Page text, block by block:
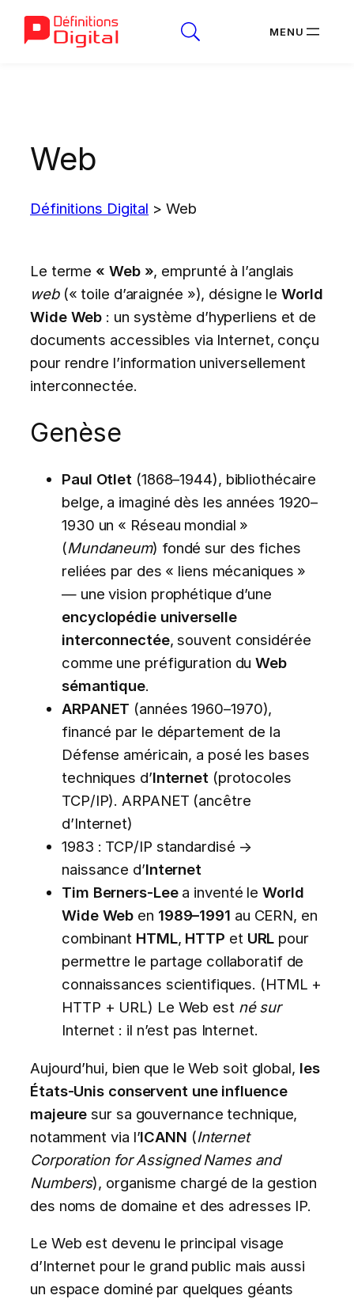
Web
Définitions Digital > Web
Le terme « Web », emprunté à l’anglais
web(« toile d’araignée »), désigne leWorld
Wide Web : un système d’hyperliens et de
documents accessibles via Internet, conçu
pour rendre l’information universellement
interconnectée.
Genèse
Paul Otlet (1868–1944), bibliothécaire
belge, a imaginé dès les années 1920–
1930 un « Réseau mondial »
(Mundaneum) fondé sur des fiches
reliées par des « liens mécaniques »
— une vision prophétique d’une
encyclopédie universelle
interconnectée, souvent considérée
comme une préfiguration duWeb
sémantique.
ARPANET (années 1960–1970),
financé par le département de la
Défense américain, a posé les bases
techniques d’Internet (protocoles
TCP/IP). ARPANET (ancêtre
d’Internet)
1983 : TCP/IP standardisé →
naissance d’Internet
Tim Berners-Leea inventé leWorld
Wide Web en 1989–1991 au CERN, en
combinant HTML, HTTP et URL pour
permettre le partage collaboratif de
connaissances scientifiques. (HTML +
HTTP + URL) Le Web est né sur
Internet : il n’est pas Internet.
Aujourd’hui, bien que le Web soit global, les
États-Unis conservent une influence
majeure sur sa gouvernance technique,
notamment via l’ICANN (Internet
Corporation for Assigned Names and
Numbers), organisme chargé de la gestion
des noms de domaine et des adresses IP.
Le Web est devenu le principal visage
d’Internet pour le grand public mais aussi
un espace dominé par quelques géants